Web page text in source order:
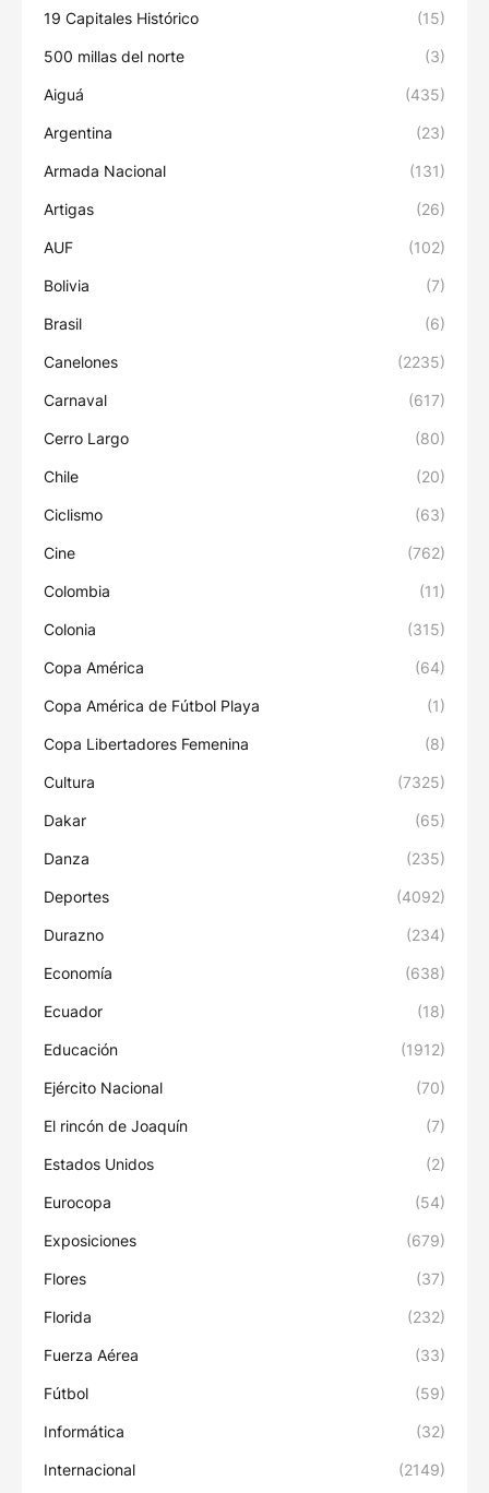
19 Capitales Histórico (15)
500 millas del norte (3)
Aiguá (435)
Argentina (23)
Armada Nacional (131)
Artigas (26)
AUF (102)
Bolivia (7)
Brasil (6)
Canelones (2235)
Carnaval (617)
Cerro Largo (80)
Chile (20)
Ciclismo (63)
Cine (762)
Colombia (11)
Colonia (315)
Copa América (64)
Copa América de Fútbol Playa (1)
Copa Libertadores Femenina (8)
Cultura (7325)
Dakar (65)
Danza (235)
Deportes (4092)
Durazno (234)
Economía (638)
Ecuador (18)
Educación (1912)
Ejército Nacional (70)
El rincón de Joaquín (7)
Estados Unidos (2)
Eurocopa (54)
Exposiciones (679)
Flores (37)
Florida (232)
Fuerza Aérea (33)
Fútbol (59)
Informática (32)
Internacional (2149)